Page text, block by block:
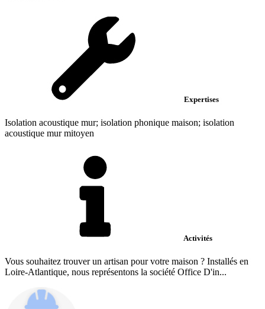
Expertises
Isolation acoustique mur; isolation phonique maison; isolation
acoustique mur mitoyen
Activités
Vous souhaitez trouver un artisan pour votre maison ? Installés en
Loire-Atlantique, nous représentons la société Office D'in...